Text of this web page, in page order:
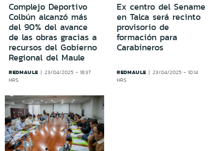
Complejo Deportivo
Colbún alcanzó más
del 90% del avance
de las obras gracias a
recursos del Gobierno
Regional del Maule
REDMAULE
23/04/2025 - 18:37
HRS
Ex centro del Sename
en Talca será recinto
provisorio de
formación para
Carabineros
REDMAULE
23/04/2025 - 10:14
HRS